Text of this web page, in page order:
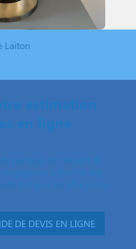
Laiton
DE DEVIS EN LIGNE